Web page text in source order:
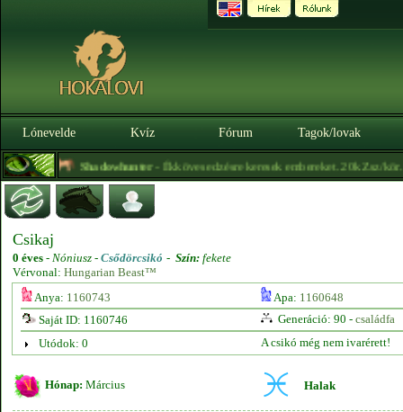
Lónevelde Kvíz Fórum Tagok/lovak
itt! Shadowhunter- Ékköves edzésre keresek embereket. 20k Zsz/kör.
Csikaj
0 éves - Nóniusz - Csődörcsikó - Szín: fekete
Vérvonal: Hungarian Beast™
Anya: 1160743 Apa: 1160648
Saját ID: 1160746
Generáció: 90 - családfa
Utódok: 0
A csikó még nem ivarérett!
Hónap: Március Halak